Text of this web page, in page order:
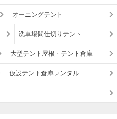
オーニングテント
洗車場間仕切りテント
大型テント屋根・テント倉庫
仮設テント倉庫レンタル